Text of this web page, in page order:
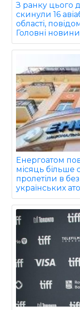
З ранку цього
скинули 16
області,
Головні
Енергоатом
місяць більше
пролетіли в
українських